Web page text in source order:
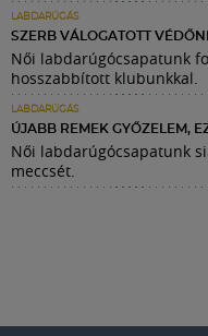
LABDARÚGÁS
SZERB VÁLOGATOTT
Női labdarúgócsapatunk
hosszabbított klubunkkal.
LABDARÚGÁS
ÚJABB REMEK GYŐZELEM,
Női labdarúgócsapatunk
meccsét.